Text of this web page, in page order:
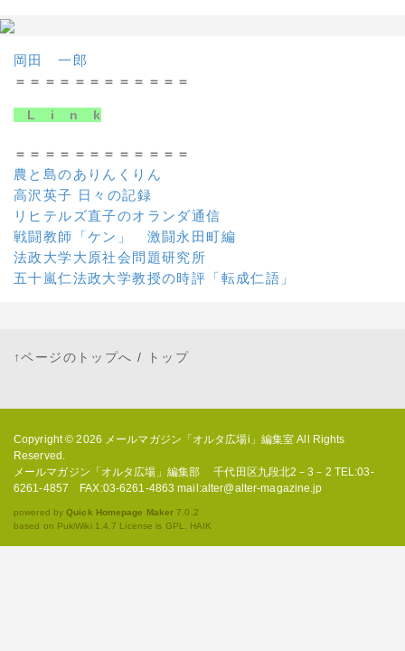
岡田 一郎
＝＝＝＝＝＝＝＝＝＝＝＝
L i n k
＝＝＝＝＝＝＝＝＝＝＝＝
農と島のありんくりん
高沢英子 日々の記録
リヒテルズ直子のオランダ通信
戦闘教師「ケン」 激闘永田町編
法政大学大原社会問題研究所
五十嵐仁法政大学教授の時評「転成仁語」
↑ページのトップへ / トップ
Copyright © 2026 メールマガジン「オルタ広場i」編集室 All Rights
Reserved.
メールマガジン「オルタ広場」編集部 千代田区九段北2－3－2 TEL:03-
6261-4857 FAX:03-6261-4863 mail:alter@alter-magazine.jp
powered byQuick Homepage Maker 7.0.2
based on PukiWiki 1.4.7 License is GPL. HAIK